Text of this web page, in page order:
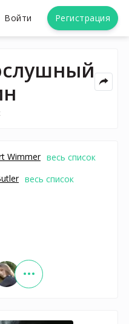
Войти Регистрация
Wimmer весь список
весь список